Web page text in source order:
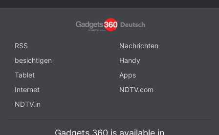
RSS
Nachrichten
besichtigen
Handy
Tablet
Apps
Internet
NDTV.com
NDTV.in